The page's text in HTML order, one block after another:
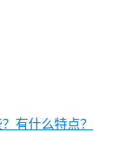
有什么特点？